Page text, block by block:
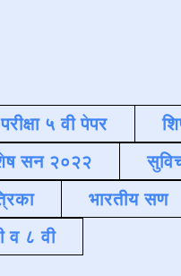
५ वी पेपर
सन २०२२
भारतीय सण
व ८ वी